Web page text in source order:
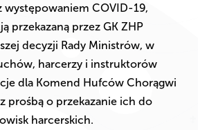
występowaniem COVID-19,
przekazaną przez GK ZHP
decyzji Rady Ministrów, w
harcerzy i instruktorów
dla Komend Hufców Chorągwi
prośbą o przekazanie ich do
harcerskich.